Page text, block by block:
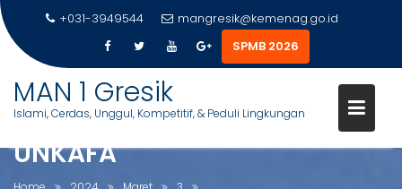
+031-3949544
mangresik@kemenag.go.id
SPMB 2026
MAN 1 Gresik
Islami, Cerdas, Unggul, Kompetitif, & Peduli Lingkungan
MAN 1 GRESIK SUKSES RAIH
TROFI DALAM SAKHA
COMPETITION YANG
DISELENGGARAKAN OLEH
UNKAFA